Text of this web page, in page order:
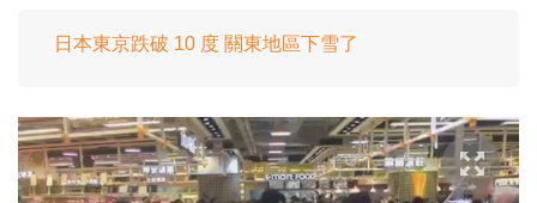
日本東京跌破 10 度 關東地區下雪了